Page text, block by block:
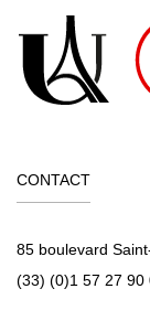
CONTACT
85 boulevard
(33) (0)1 57 27 90